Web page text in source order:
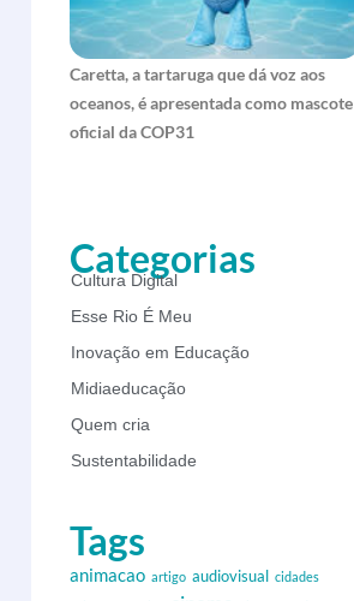
Caretta, a tartaruga que dá voz aos
oceanos, é apresentada como mascote
oficial da COP31
Categorias
Cultura Digital
Esse Rio É Meu
Inovação em Educação
Midiaeducação
Quem cria
Sustentabilidade
Tags
animacao artigo audiovisual cidades